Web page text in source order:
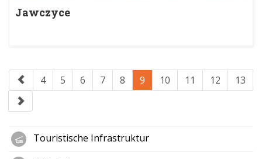
Jawczyce
4 5 6 7 8 9 10 11 12 13
Touristische Infrastruktur